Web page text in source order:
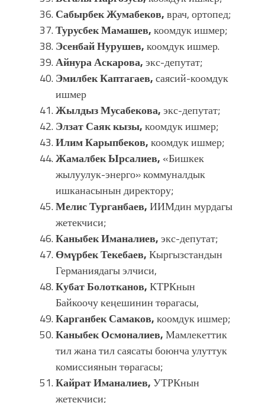
Сабырбек Жумабеков,врач, ортопед;
Турусбек Мамашев,коомдук ишмер;
Эсенбай Нурушев,коомдук ишмер.
Айнура Аскарова,экс-депутат;
Эмилбек Каптагаев,саясий-коомдук
ишмер
Жылдыз Мусабекова,экс-депутат;
Элзат Саяк кызы,коомдук ишмер;
Илим Карыпбеков,коомдук ишмер;
Жамалбек Ырсалиев, «Бишкек
жылуулук-энерго» коммуналдык
ишканасынын директору;
Мелис Турганбаев,ИИМдин мурдагы
жетекчиси;
Каныбек Иманалиев,экс-депутат;
Өмүрбек Текебаев,Кыргызстандын
Германиядагы элчиси,
Кубат Болотканов,КТРКнын
Байкоочу кеңешинин төрагасы,
Карганбек Самаков,коомдук ишмер;
Каныбек Осмоналиев,Мамлекеттик
тил жана тил саясаты боюнча улуттук
комиссиянын төрагасы;
Кайрат Иманалиев,УТРКнын
жетекчиси;